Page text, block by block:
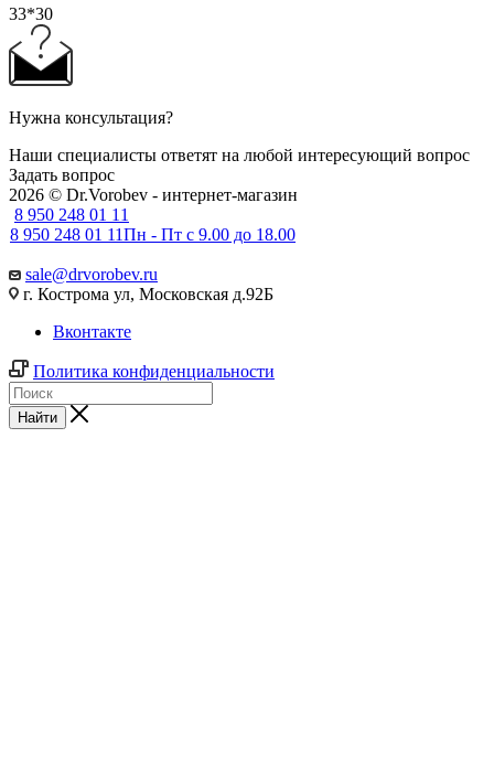
33*30
Нужна консультация?
Наши специалисты ответят на любой интересующий вопрос
Задать вопрос
2026 © Dr.Vorobev - интернет-магазин
8 950 248 01 11
8 950 248 01 11Пн - Пт с 9.00 до 18.00
sale@drvorobev.ru
г. Кострома ул, Московская д.92Б
Вконтакте
Политика конфиденциальности
Найти